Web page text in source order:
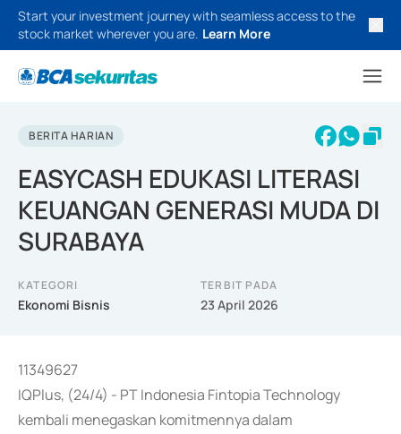
Start your investment journey with seamless access to the
stock market wherever you are. Learn More
BERITA HARIAN
EASYCASH EDUKASI LITERASI
KEUANGAN GENERASI MUDA DI
SURABAYA
KATEGORI
Ekonomi Bisnis
TERBIT PADA
23 April 2026
11349627
IQPlus, (24/4) - PT Indonesia Fintopia Technology
kembali menegaskan komitmennya dalam